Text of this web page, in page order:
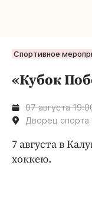
Спортивное
«Кубок
07 августа
Дворец спорта
7 августа в
хоккею.